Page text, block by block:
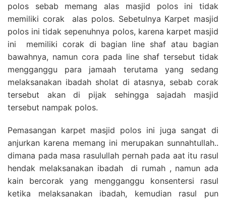
polos sebab memang alas masjid polos ini tidak
memiliki corak alas polos. Sebetulnya Karpet masjid
polos ini tidak sepenuhnya polos, karena karpet masjid
ini memiliki corak di bagian line shaf atau bagian
bawahnya, namun cora pada line shaf tersebut tidak
mengganggu para jamaah terutama yang sedang
melaksanakan ibadah sholat di atasnya, sebab corak
tersebut akan di pijak sehingga sajadah masjid
tersebut nampak polos.
Pemasangan karpet masjid polos ini juga sangat di
anjurkan karena memang ini merupakan sunnahtullah..
dimana pada masa rasulullah pernah pada aat itu rasul
hendak melaksanakan ibadah di rumah , namun ada
kain bercorak yang mengganggu konsentersi rasul
ketika melaksanakan ibadah, kemudian rasul pun